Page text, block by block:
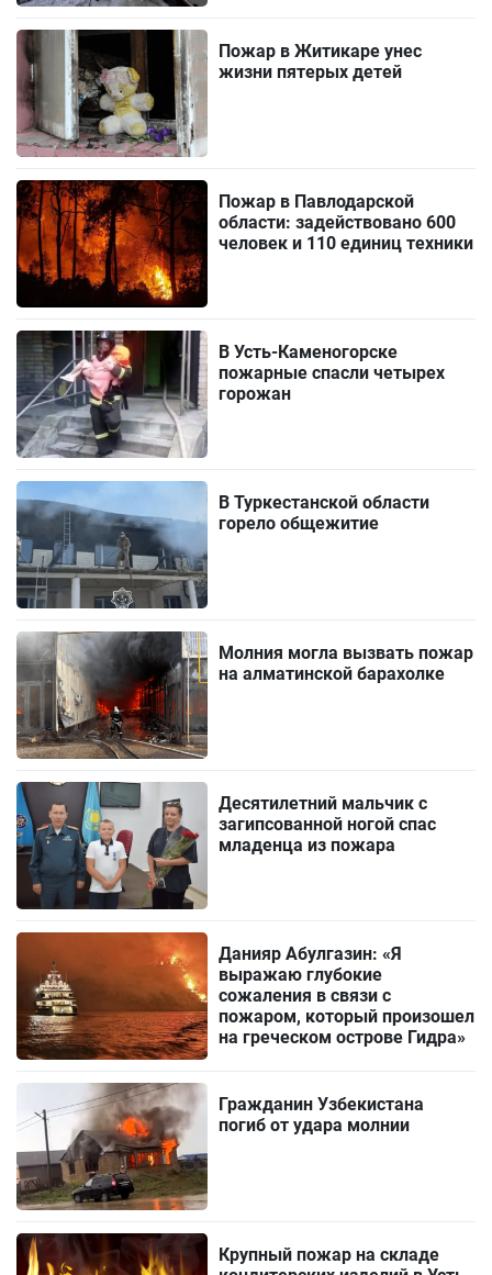
Пожар в Житикаре унес
жизни пятерых детей
Пожар в Павлодарской
области: задействовано 600
человек и 110 единиц техники
В Усть-Каменогорске
пожарные спасли четырех
горожан
В Туркестанской области
горело общежитие
Молния могла вызвать пожар
на алматинской барахолке
Десятилетний мальчик с
загипсованной ногой спас
младенца из пожара
Данияр Абулгазин: «Я
выражаю глубокие
сожаления в связи с
пожаром, который произошел
на греческом острове Гидра»
Гражданин Узбекистана
погиб от удара молнии
Крупный пожар на складе